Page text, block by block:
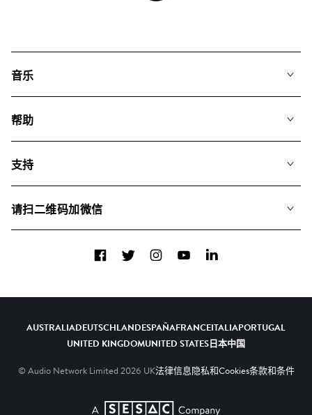
音乐
搜索
专辑
帮助
我们如何运用AI
支持
关于我们
请扫二维码加微信
FacebookTwitterInstagramYouTubeLinkedIn
AUSTRALIADEUTSCHLANDESPAÑAFRANCEITALIAPORTUGAL
UNITED KINGDOMUNITED STATES日本中国
© Audio Network Limited 2026 UK法律信息隐私和Cookies条款和条件
A SESAC Company